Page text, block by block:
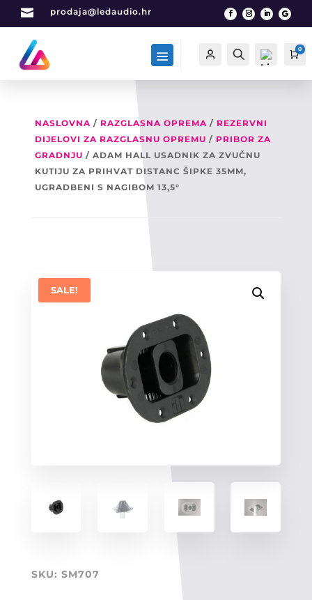
 prodaja@ledaudio.hr
Račun Traži
List
0
NASLOVNA/ RAZGLASNA OPREMA/ REZERVNI
DIJELOVI ZA RAZGLASNU OPREMU / PRIBOR ZA
GRADNJU / ADAM HALL USADNIK ZA ZVUČNU
KUTIJU ZA PRIHVAT DISTANC ŠIPKE 35MM,
UGRADBENI S NAGIBOM 13,5°
SKU: SM707
SALE!